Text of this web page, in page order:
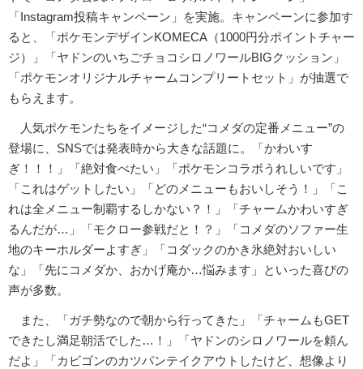
「Instagram投稿キャンペーン」を実施。キャンペーンに参加す
ると、「ポケモンデザインKOMECA（1000円分ポイントチャー
ジ）」「ヤドンのいちごチョコシロノワールBIGクッション」
「ポケモンオリジナルチャームコンプリートセット」が抽選で
もらえます。
人気ポケモンたちをイメージした“コメダの定番メニュー”の
登場に、SNSでは発表時から大きな話題に。「かわいす
ぎ！！！」「絶対食べたい」「ポケモンコラボうれしいです」
「これはゲットしたい」「どのメニューもおいしそう！」「こ
れは全メニュー制覇するしかない？！」「チャームかわいすぎ
るんだが…」「モクロー参戦だと！？」「コメダのソファー生
地のキーホルダーよすぎ」「コダックのかき氷絶対おいしい
な」「先にコメダか、おかげ庵か…悩みます」といった喜びの
声が多数。
また、「ガチ勢なので朝から行ってきた」「チャームもGET
できたし満足朝活でした…！」「ヤドンのシロノワールを頼ん
だよ」「カビゴンのカツパンテイクアウトしたけど、想像より